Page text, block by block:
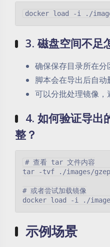
3. 磁盘空间不足
确保保存目录所在分
脚本会在导出后自
可以分批处理镜像
4. 如何验证导
整？
# 查看 tar 文件内容
tar -tvf ./images/
# 或者尝试加载镜像
示例场景